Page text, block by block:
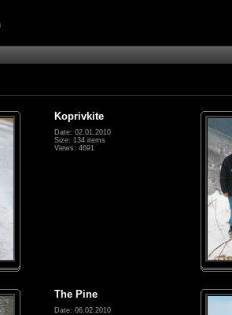
Koprivkite
Date: 02.01.2010
Size: 134 items
Views: 4691
The Pine
Date: 06.02.2010